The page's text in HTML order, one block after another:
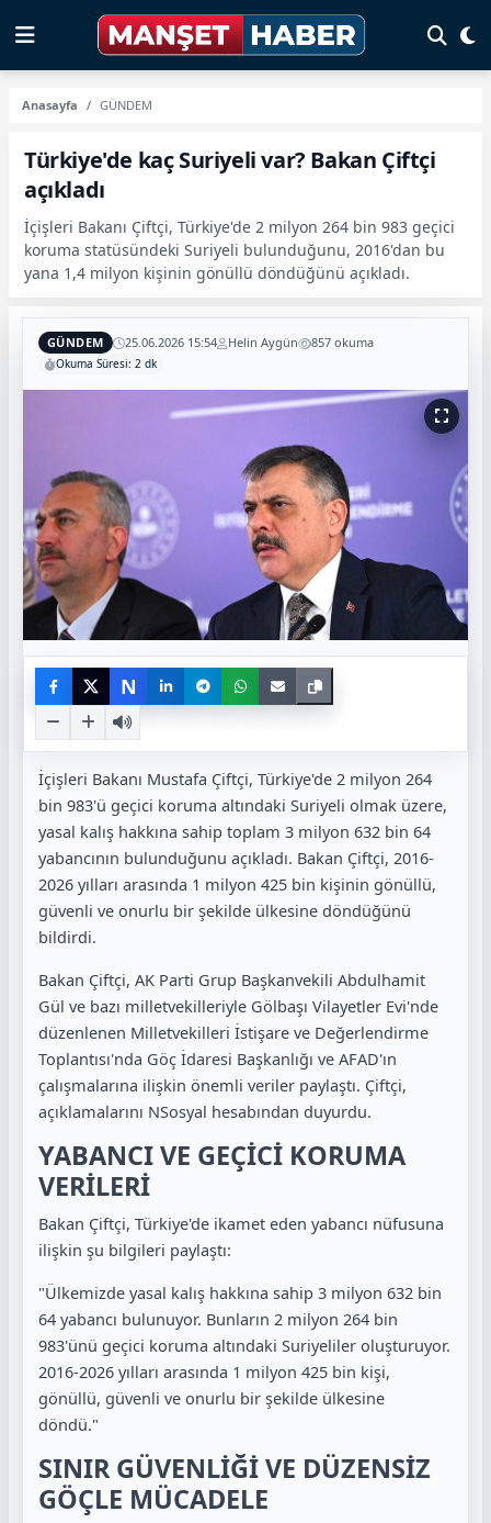
Anasayfa GÜNDEM
Türkiye'de kaç Suriyeli var? Bakan Çiftçi
açıkladı
İçişleri Bakanı Çiftçi, Türkiye'de 2 milyon 264 bin 983 geçici
koruma statüsündeki Suriyeli bulunduğunu, 2016'dan bu
yana 1,4 milyon kişinin gönüllü döndüğünü açıkladı.
GÜNDEM 25.06.2026 15:54 Helin Aygün 857 okuma
Okuma Süresi: 2 dk
N
İçişleri Bakanı Mustafa Çiftçi, Türkiye'de 2 milyon 264
bin 983'ü geçici koruma altındaki Suriyeli olmak üzere,
yasal kalış hakkına sahip toplam 3 milyon 632 bin 64
yabancının bulunduğunu açıkladı. Bakan Çiftçi, 2016-
2026 yılları arasında 1 milyon 425 bin kişinin gönüllü,
güvenli ve onurlu bir şekilde ülkesine döndüğünü
bildirdi.
Bakan Çiftçi, AK Parti Grup Başkanvekili Abdulhamit
Gül ve bazı milletvekilleriyle Gölbaşı Vilayetler Evi'nde
düzenlenen Milletvekilleri İstişare ve Değerlendirme
Toplantısı'nda Göç İdaresi Başkanlığı ve AFAD'ın
çalışmalarına ilişkin önemli veriler paylaştı. Çiftçi,
açıklamalarını NSosyal hesabından duyurdu.
YABANCI VE GEÇİCİ KORUMA
VERİLERİ
Bakan Çiftçi, Türkiye'de ikamet eden yabancı nüfusuna
ilişkin şu bilgileri paylaştı:
"Ülkemizde yasal kalış hakkına sahip 3 milyon 632 bin
64 yabancı bulunuyor. Bunların 2 milyon 264 bin
983'ünü geçici koruma altındaki Suriyeliler oluşturuyor.
2016-2026 yılları arasında 1 milyon 425 bin kişi,
gönüllü, güvenli ve onurlu bir şekilde ülkesine
döndü."
SINIR GÜVENLİĞİ VE DÜZENSİZ
GÖÇLE MÜCADELE